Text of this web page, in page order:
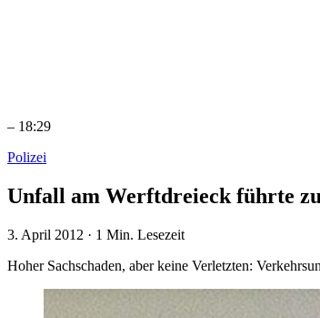
– 18:29
Polizei
Unfall am Werftdreieck führte
3. April 2012 · 1 Min. Lesezeit
Hoher Sachschaden, aber keine Verletzten: